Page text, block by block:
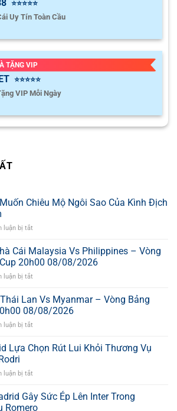
⭐⭐⭐⭐⭐
Uy Tín Toàn Cầu
TẶNG VIP
⭐⭐⭐⭐⭐
VIP Mỗi Ngày
Chiêu Mộ Ngôi Sao Của Kình Địch
luận bị tắt
Thủ
Muốn
Chiêu
Sao
Của
Cái Malaysia Vs Philippines – Vòng
20h00 08/08/2026
luận bị tắt
Kèo
Nhà
Cái
Philippines
Cup
20h00
Lan Vs Myanmar – Vòng Bảng
08/08/2026
luận bị tắt
Lệ
Kèo
Myanmar
–
Lựa Chọn Rút Lui Khỏi Thương Vụ
luận bị tắt
Madrid
Lựa
Gây Sức Ép Lên Inter Trong
Romero